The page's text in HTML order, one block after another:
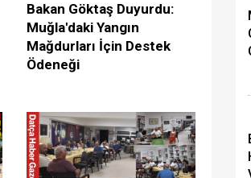
Bakan Göktaş Duyurdu:
Muğla'daki Yangın
Mağdurları İçin Destek
Ödeneği